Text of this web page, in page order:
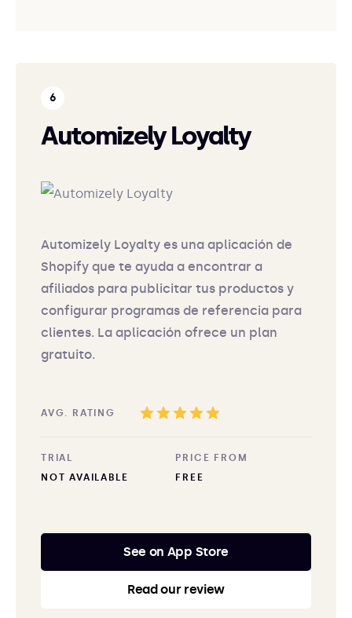
Automizely Loyalty
Automizely Loyalty es una aplicación de
Shopify que te ayuda a encontrar a
afiliados para publicitar tus productos y
configurar programas de referencia para
clientes. La aplicación ofrece un plan
gratuito.
AVG. RATING
TRIAL
NOT AVAILABLE
PRICE FROM
FREE
See on App Store
Read our review